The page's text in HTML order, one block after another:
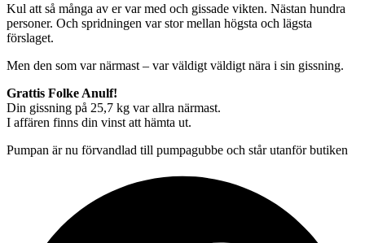
Kul att så många av er var med och gissade vikten. Nästan hundra
personer. Och spridningen var stor mellan högsta och lägsta
förslaget.
Men den som var närmast – var väldigt väldigt nära i sin gissning.
Grattis Folke Anulf!
Din gissning på 25,7 kg var allra närmast.
I affären finns din vinst att hämta ut.
Pumpan är nu förvandlad till pumpagubbe och står utanför butiken